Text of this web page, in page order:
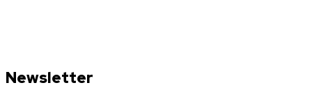
Newsletter